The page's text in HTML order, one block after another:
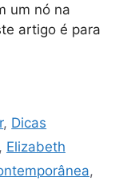
um nó na
artigo é para
, Dicas
Elizabeth
,